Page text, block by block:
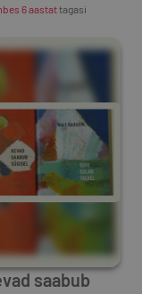
6 aastattagasi
saabub